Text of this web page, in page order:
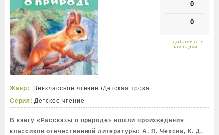
0
0
Жанр: Внеклассное чтение /Детская проза
Серия: Детское чтение
В книгу «Рассказы о природе» вошли произведения
классиков отечественной литературы: А. П. Чехова, К. Д.